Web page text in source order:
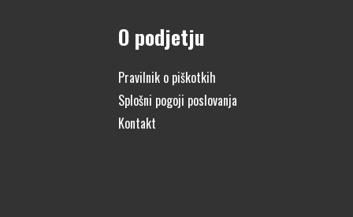
O podjetju
Pravilnik o piškotkih
Splošni pogoji poslovanja
Kontakt